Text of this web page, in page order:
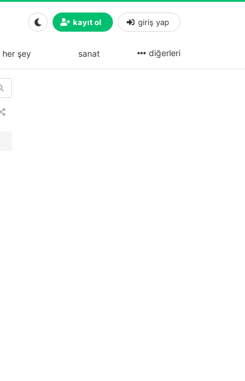
kayıt ol giriş yap
her şey sanat diğerleri